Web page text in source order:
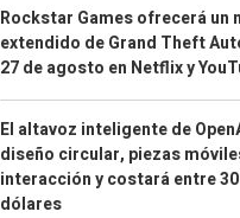
Rockstar Games ofrecerá un
extendido de Grand Theft
27 de agosto en Netflix y
El altavoz inteligente de
diseño circular, piezas
interacción y costará entre
dólares